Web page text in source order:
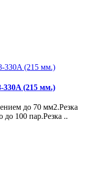
330A (215 мм.)
до 70 мм2.Резка
до 100 пар.Резка ..